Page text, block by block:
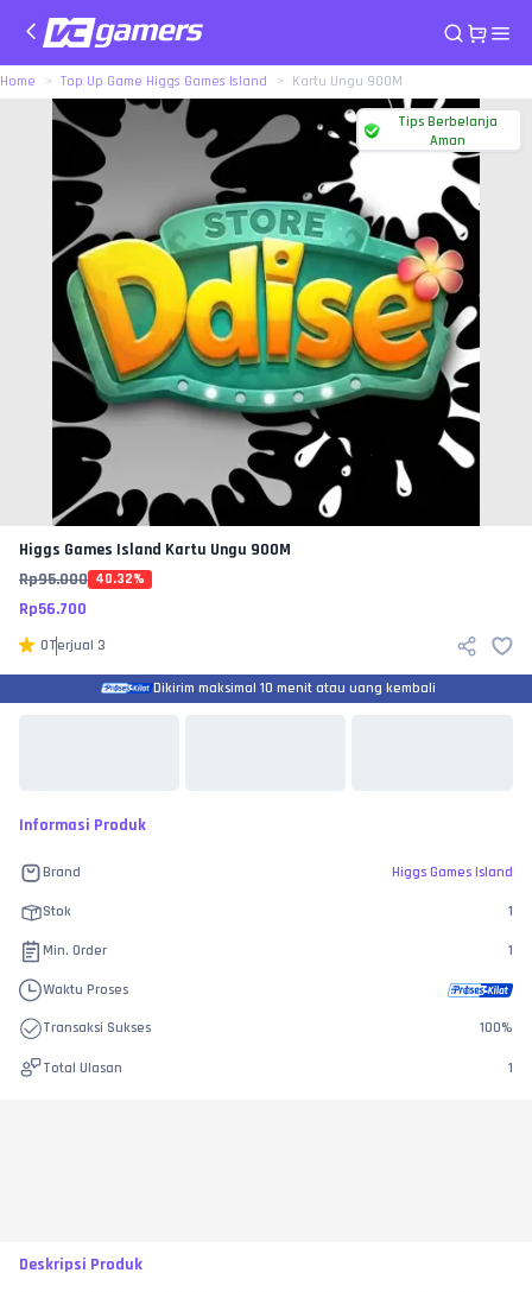
Home Top Up Game Higgs Games Island Kartu Ungu 900M
Tips Berbelanja
Aman
Higgs Games Island Kartu Ungu 900M
Rp95.000 40.32%
Rp56.700
0Terjual 3
Dikirim maksimal 10 menit atau uang kembali
Informasi Produk
Brand Higgs Games Island
Stok 1
Min. Order 1
Waktu Proses
Transaksi Sukses 100%
Total Ulasan 1
Deskripsi Produk